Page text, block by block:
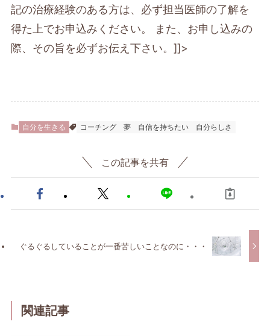
記の治療経験のある方は、必ず担当医師の了解を
得た上でお申込みください。 また、お申し込みの
際、その旨を必ずお伝え下さい。]]>
自分を生きる コーチング 夢 自信を持ちたい 自分らしさ
この記事を共有
ぐるぐるしていることが一番苦しいことなのに・・・
関連記事